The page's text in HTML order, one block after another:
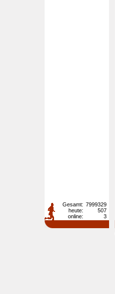
Gesamt: 7999329
heute:
507
online:
3